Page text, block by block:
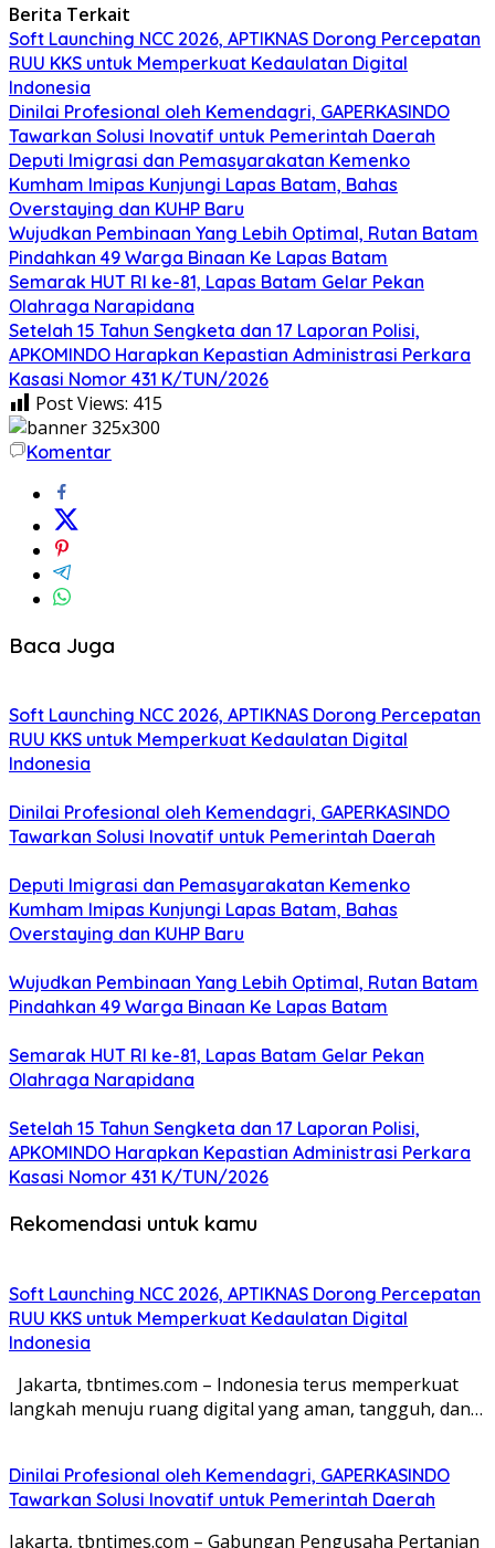
Berita Terkait
Soft Launching NCC 2026, APTIKNAS Dorong Percepatan
RUU KKS untuk Memperkuat Kedaulatan Digital
Indonesia
Dinilai Profesional oleh Kemendagri, GAPERKASINDO
Tawarkan Solusi Inovatif untuk Pemerintah Daerah
Deputi Imigrasi dan Pemasyarakatan Kemenko
Kumham Imipas Kunjungi Lapas Batam, Bahas
Overstaying dan KUHP Baru
Wujudkan Pembinaan Yang Lebih Optimal, Rutan Batam
Pindahkan 49 Warga Binaan Ke Lapas Batam
Semarak HUT RI ke-81, Lapas Batam Gelar Pekan
Olahraga Narapidana
Setelah 15 Tahun Sengketa dan 17 Laporan Polisi,
APKOMINDO Harapkan Kepastian Administrasi Perkara
Kasasi Nomor 431 K/TUN/2026
Post Views: 415
Komentar
Baca Juga
Soft Launching NCC 2026, APTIKNAS Dorong Percepatan
RUU KKS untuk Memperkuat Kedaulatan Digital
Indonesia
Dinilai Profesional oleh Kemendagri, GAPERKASINDO
Tawarkan Solusi Inovatif untuk Pemerintah Daerah
Deputi Imigrasi dan Pemasyarakatan Kemenko
Kumham Imipas Kunjungi Lapas Batam, Bahas
Overstaying dan KUHP Baru
Wujudkan Pembinaan Yang Lebih Optimal, Rutan Batam
Pindahkan 49 Warga Binaan Ke Lapas Batam
Semarak HUT RI ke-81, Lapas Batam Gelar Pekan
Olahraga Narapidana
Setelah 15 Tahun Sengketa dan 17 Laporan Polisi,
APKOMINDO Harapkan Kepastian Administrasi Perkara
Kasasi Nomor 431 K/TUN/2026
Rekomendasi untuk kamu
Soft Launching NCC 2026, APTIKNAS Dorong Percepatan
RUU KKS untuk Memperkuat Kedaulatan Digital
Indonesia
Jakarta, tbntimes.com – Indonesia terus memperkuat
langkah menuju ruang digital yang aman, tangguh, dan…
Dinilai Profesional oleh Kemendagri, GAPERKASINDO
Tawarkan Solusi Inovatif untuk Pemerintah Daerah
Jakarta, tbntimes.com – Gabungan Pengusaha Pertanian